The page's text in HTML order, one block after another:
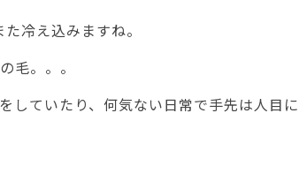
冷え込みますね。
毛。。。
していたり、何気ない日常で手先は人目